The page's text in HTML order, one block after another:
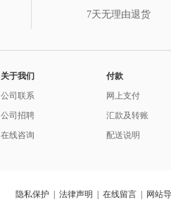
7天无理由退货
关于我们
公司联系
公司招聘
在线咨询
付款
网上支付
汇款及转账
配送说明
隐私保护 法律声明 在线留言
网站